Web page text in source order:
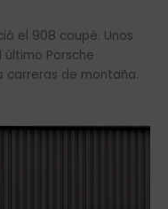
el 908 coupé. Unos
Porsche
carreras de montaña.